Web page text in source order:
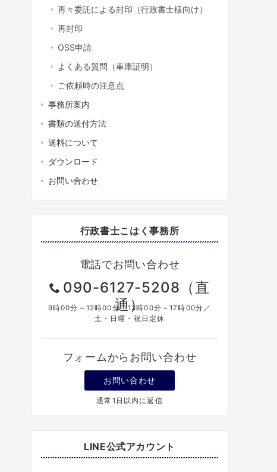
再々委託による封印（行政書士様向け）
再封印
OSS申請
よくある質問（車庫証明）
ご依頼時の注意点
事務所案内
書類の送付方法
送料について
ダウンロード
お問い合わせ
行政書士こはく事務所
電話でお問い合わせ
090-6127-5208（直
通）
9時00分～12時00分、13時00分～17時00分／
土・日曜・祝日定休
フォームからお問い合わせ
お問い合わせ
通常1日以内に返信
LINE公式アカウント